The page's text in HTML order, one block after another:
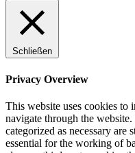
Schließen
Privacy Overview
This website uses cookies to
navigate through the
categorized as necessary are
essential for the working of